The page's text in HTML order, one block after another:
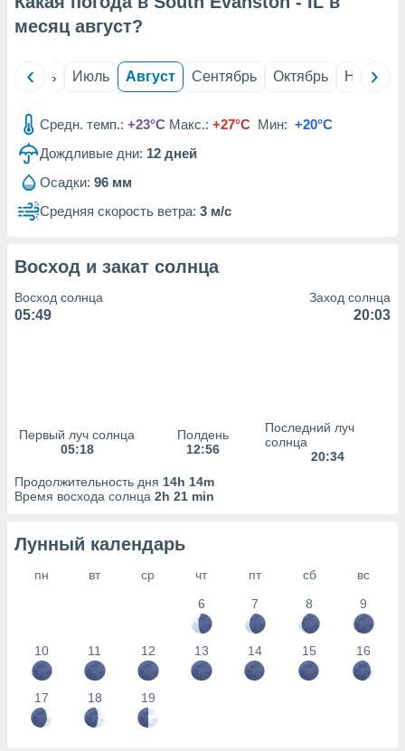
из
данных
наших 1199
месяц август?
Июнь Июль Август Сентябрь Октябрь Ноябрь
Средн. темп.: +23°C Макс.: +27°C Мин: +20°C
Дождливые дни: 12 дней
Осадки: 96 мм
Средняя скорость ветра: 3 м/с
Восход и закат солнца
Восход солнца
05:49
Заход солнца
20:03
Первый луч солнца
05:18
Полдень
12:56
Последний луч
солнца
20:34
Продолжительность дня 14h 14m
Время восхода солнца 2h 21 min
Лунный календарь
пн вт ср чт пт сб
вс
6
7 8 9
10 11 12 13 14 15 16
17 18 19